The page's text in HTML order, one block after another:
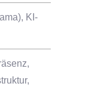
KI-